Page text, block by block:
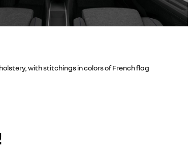
with stitchings in colors of French flag